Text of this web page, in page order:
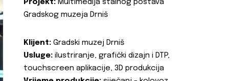
Projekt: Multimedija stalnog postava
Gradskog muzeja Drniš
Klijent: Gradski muzej Drniš
Usluge: ilustriranje, grafički dizajn i DTP,
touchscreen aplikacije, 3D produkcija